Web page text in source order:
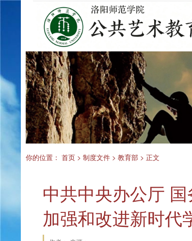
你的位置： 首页 > 制度文件 > 教育部 > 正文
中共中央办公厅
加强和改进新时代